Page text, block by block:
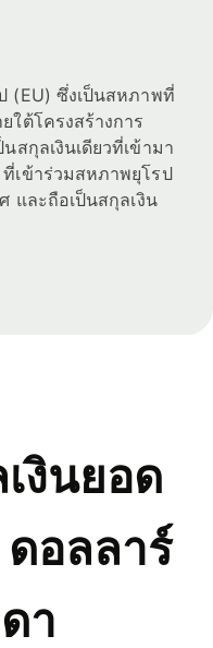
(EU) ซึ่งเป็นสหภาพที่
ใต้โครงสร้างการ
สกุลเงินเดียวที่เข้ามา
เข้าร่วมสหภาพยุโรป
และถือเป็นสกุลเงิน
งินยอด
อลลาร์
า